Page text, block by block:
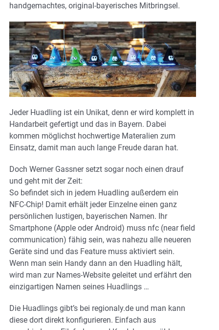
handgemachtes, original-bayerisches Mitbringsel.
Jeder Huadling ist ein Unikat, denn er wird komplett in
Handarbeit gefertigt und das in Bayern. Dabei
kommen möglichst hochwertige Materalien zum
Einsatz, damit man auch lange Freude daran hat.
Doch Werner Gassner setzt sogar noch einen drauf
und geht mit der Zeit:
So befindet sich in jedem Huadling außerdem ein
NFC-Chip! Damit erhält jeder Einzelne einen ganz
persönlichen lustigen, bayerischen Namen. Ihr
Smartphone (Apple oder Android) muss nfc (near field
communication) fähig sein, was nahezu alle neueren
Geräte sind und das Feature muss aktiviert sein.
Wenn man sein Handy dann an den Huadling hält,
wird man zur Names-Website geleitet und erfährt den
einzigartigen Namen seines Huadlings …
Die Huadlings gibt’s bei regionaly.de und man kann
diese dort direkt konfigurieren. Einfach aus